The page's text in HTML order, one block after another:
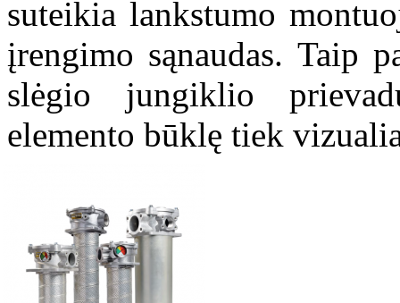
suteikia lankstumo
įrengimo sąnaudas. Taip
slėgio jungiklio
elemento būklę tiek